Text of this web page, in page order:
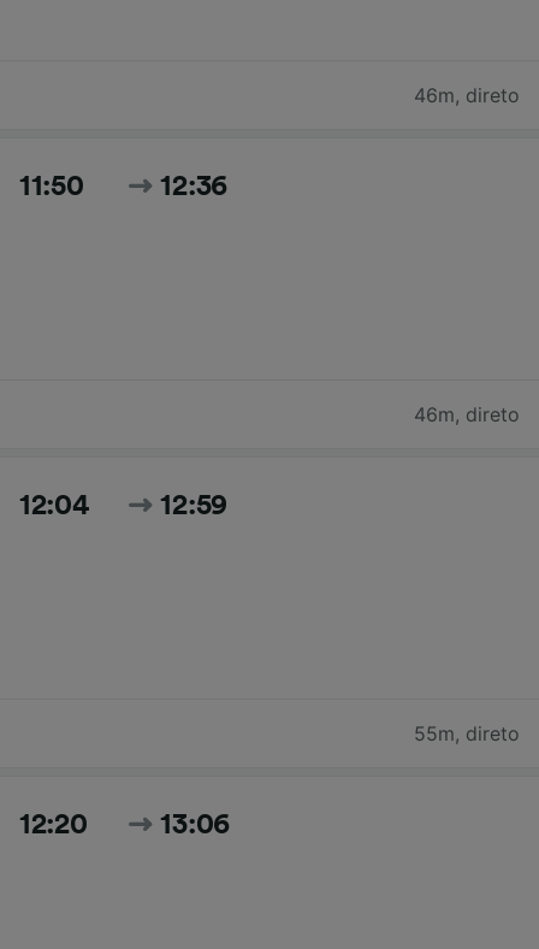
46m, direto
11:50 12:36
46m, direto
12:04 12:59
55m, direto
12:20 13:06